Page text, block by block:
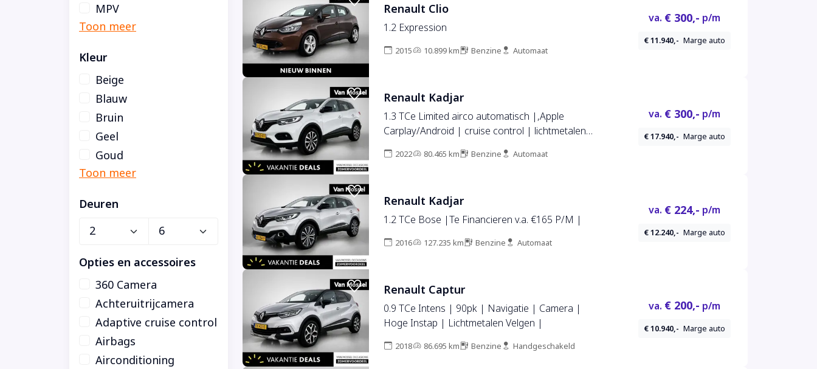
MPV
Kleur
Beige
Blauw
Bruin
Geel
Goud
Deuren
Opties en accessoires
360 Camera
Achteruitrijcamera
Adaptive cruise control
Airbags
Airconditioning
Renault Clio
1.2 Expression
2015 10.899 km Benzine Automaat
va. € 300,- p/m
€ 11.940,- Marge auto
Renault Kadjar
1.3 TCe Limited airco automatisch |,Apple
Carplay/Android | cruise control | lichtmetalen
2022 80.465 km Benzine Automaat
va. € 300,- p/m
€ 17.940,- Marge auto
Renault Kadjar
1.2 TCe Bose |Te Financieren v.a. €165 P/M |
2016 127.235 km Benzine Automaat
va. € 224,- p/m
€ 12.240,- Marge auto
Renault Captur
0.9 TCe Intens | 90pk | Navigatie | Camera |
Hoge Instap | Lichtmetalen Velgen |
2018 86.695 km Benzine Handgeschakeld
va. € 200,- p/m
€ 10.940,- Marge auto